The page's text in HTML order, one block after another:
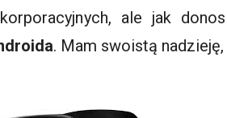
ale jak
. Mam swoistą